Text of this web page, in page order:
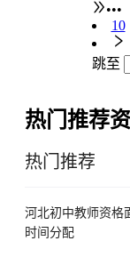
•••
10
跳至
热门推荐
热门推荐
河北初中教师资格
时间分配